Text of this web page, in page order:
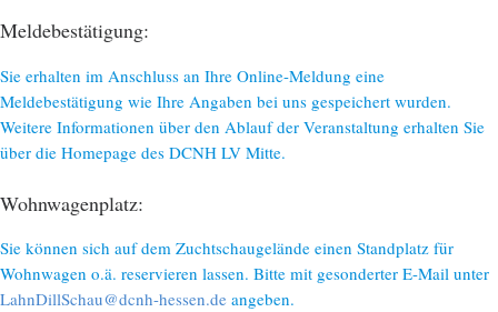
Meldebestätigung:
Sie erhalten im Anschluss an Ihre Online-Meldung eine
Meldebestätigung wie Ihre Angaben bei uns gespeichert wurden.
Weitere Informationen über den Ablauf der Veranstaltung erhalten Sie
über die Homepage des DCNH LV Mitte.
Wohnwagenplatz:
Sie können sich auf dem Zuchtschaugelände einen Standplatz für
Wohnwagen o.ä. reservieren lassen. Bitte mit gesonderter E-Mail unter
LahnDillSchau@dcnh-hessen.de angeben.